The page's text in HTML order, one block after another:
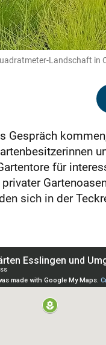
Landschaft in
Gespräch
für
sich in der